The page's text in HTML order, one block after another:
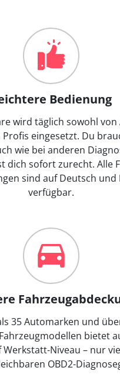
Bedienung
wird täglich sowohl von
Profis eingesetzt. Du
wie bei anderen
dich sofort zurecht. Alle
sind auf Deutsch und
verfügbar.
35 Automarken und
bietet
Werkstatt-Niveau – nur
OBD2-